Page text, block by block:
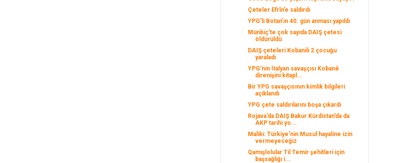
Çeteler Efrîn’e saldırdı
YPG’li Botan’ın 40. gün anması yapıldı
Münbiç’te çok sayıda DAIŞ çetesi
öldürüldü
DAIŞ çeteleri Kobanili 2 çocuğu
yaraladı
YPG’nin İtalyan savaşçısı Kobanê
direnişini kitapl...
Bir YPG savaşçısının kimlik bilgileri
açıklandı
YPG çete saldırılarını boşa çıkardı
Rojava’da DAIŞ Bakur Kürdistan’da da
AKP tarihi yo...
Maliki: Türkiye’nin Musul hayaline izin
vermeyeceğiz
Qamışlolular Til Temir şehitleri için
başsağlığı i...